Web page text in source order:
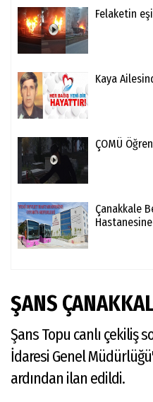
Felaketin
Kaya
ÇOMÜ
Çanakkale
ŞANS
Şans Topu canlı çekiliş
İdaresi Genel
ardından ilan edildi.